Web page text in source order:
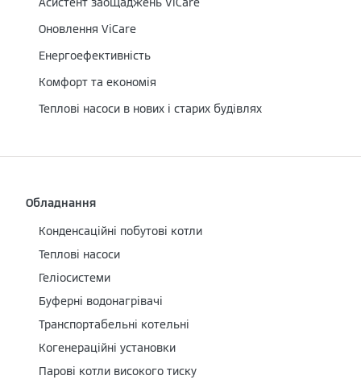
Оновлення ViCare
Енергоефективність
Комфорт та економія
Теплові насоси в нових і старих будівлях
Обладнання
Конденсаційні побутові котли
Теплові насоси
Геліосистеми
Буферні водонагрівачі
Транспортабельні котельні
Когенераційні установки
Парові котли високого тиску